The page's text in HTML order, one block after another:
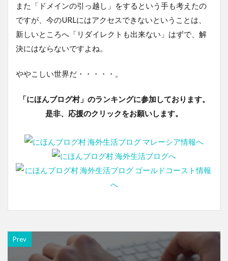
また「ドメインの引っ越し」をするという手も考えたの
ですが、今のURLにはアクセスできないということは、
新しいところへ「リダイレクトも出来ない」はずで、解
決にはならないですよね。
ややこしい世界だ・・・・・。
「にほんブログ村」のランキングに参加しております。
是非、応援のクリックをお願いします。
Prev